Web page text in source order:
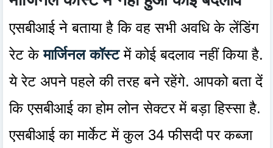
एसबीआई ने बताया है कि वह सभी अवधि के लेंडिंग
रेट केमार्जिनल कॉस्टमें कोई बदलाव नहीं किया है.
ये रेट अपने पहले की तरह बने रहेंगे. आपको बता दें
कि एसबीआई का होम लोन सेक्टर में बड़ा हिस्सा है.
एसबीआई का मार्केट में कुल 34 फीसदी पर कब्जा